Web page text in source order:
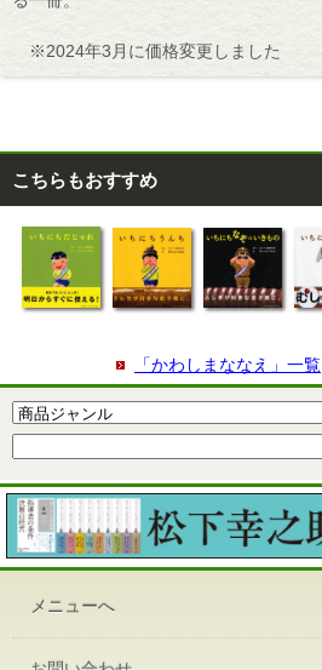
※2024年3月に価格変更しました
こちらもおすすめ
「かわしまななえ」一覧
メニューへ